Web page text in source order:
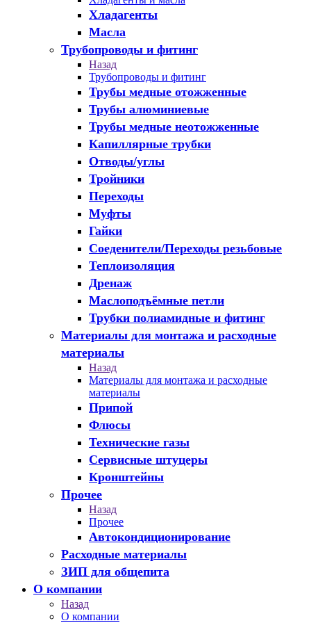
Хладагенты
Масла
Трубопроводы и фитинг
Назад
Трубопроводы и фитинг
Трубы медные отожженные
Трубы алюминиевые
Трубы медные неотожженные
Капиллярные трубки
Отводы/углы
Тройники
Переходы
Муфты
Гайки
Соеденители/Переходы резьбовые
Теплоизоляция
Дренаж
Маслоподъёмные петли
Трубки полиамидные и фитинг
Материалы для монтажа и расходные
материалы
Назад
Материалы для монтажа и расходные
материалы
Припой
Флюсы
Технические газы
Сервисные штуцеры
Кронштейны
Прочее
Назад
Прочее
Автокондиционирование
Расходные материалы
ЗИП для общепита
О компании
Назад
О компании